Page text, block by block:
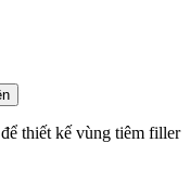
thiết kế vùng tiêm filler